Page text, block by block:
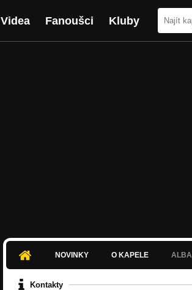
Videa Fanoušci Kluby
NOVINKY O KAPELE ALBA
Kontakty